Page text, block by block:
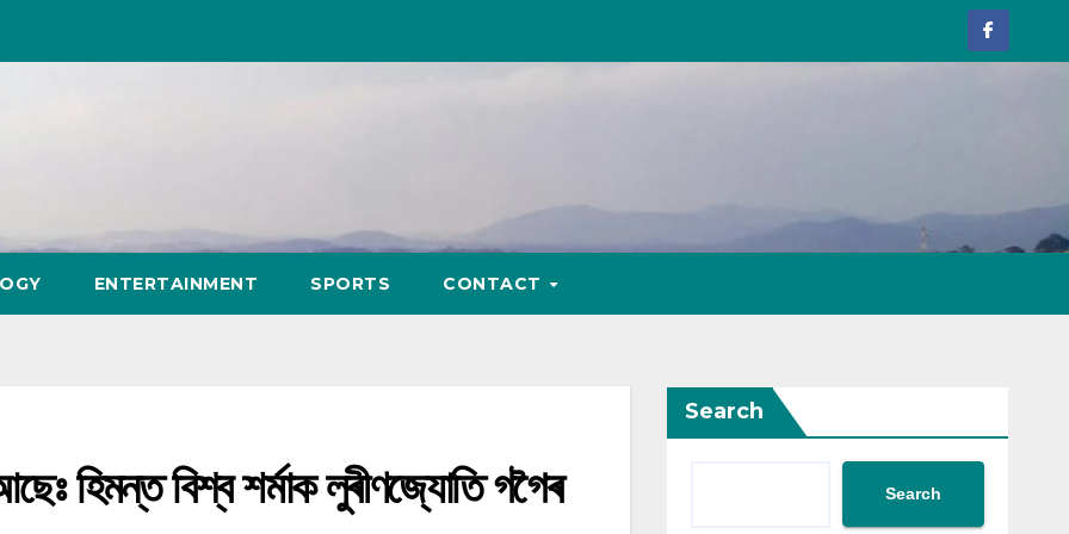
ENTERTAINMENT SPORTS CONTACT
হিমন্ত বিশ্ব শৰ্মাক লুৰীণজ্যোতি গগৈৰ
Search
Search